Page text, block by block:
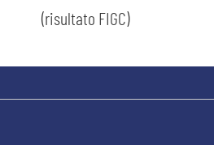
(risultato FIGC)